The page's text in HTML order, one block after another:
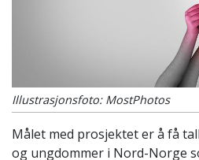
Illustrasjonsfoto: MostPhotos
Målet med prosjektet er å få
og ungdommer i Nord-Norge